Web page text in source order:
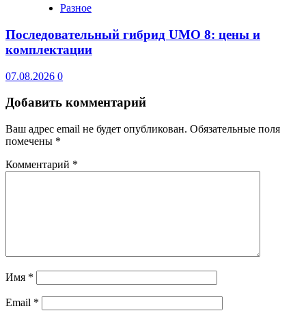
Разное
Последовательный гибрид UMO 8: цены и
комплектации
07.08.2026 0
Добавить комментарий
Ваш адрес email не будет опубликован. Обязательные поля
помечены *
Комментарий *
Имя *
Email *